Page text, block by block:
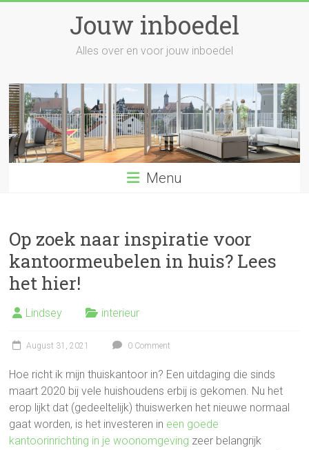
Jouw inboedel
Alles over en voor jouw inboedel
Menu
Op zoek naar inspiratie voor
kantoormeubelen in huis? Lees
het hier!
Lindsey interieur
August 31, 2021 0 Comment
Hoe richt ik mijn thuiskantoor in? Een uitdaging die sinds
maart 2020 bij vele huishoudens erbij is gekomen. Nu het
erop lijkt dat (gedeeltelijk) thuiswerken het nieuwe normaal
gaat worden, is het investeren in een goede
kantoorinrichting in je woonomgeving zeer belangrijk